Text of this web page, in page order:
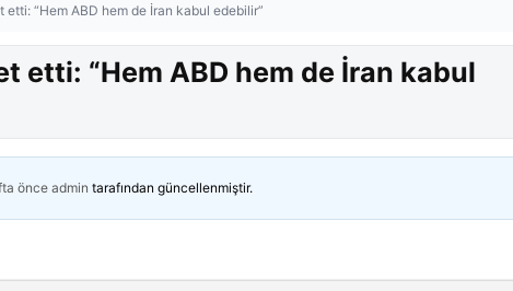
“Hem ABD hem de İran kabul edebilir”
etti: “Hem ABD hem de İran kabul
önceadmin tarafından güncellenmiştir.